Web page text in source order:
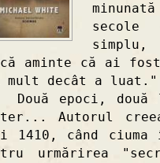
secole
aminte că ai
mult decât a luat."
epoci, două
Autorul
1410, când
urmărirea